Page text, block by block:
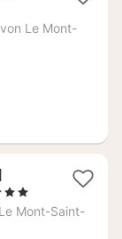
abLe Mont-
Mont-Saint-